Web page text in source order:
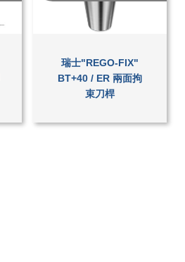
瑞士"REGO-FIX"
BT+40 / ER 兩面拘
束刀桿